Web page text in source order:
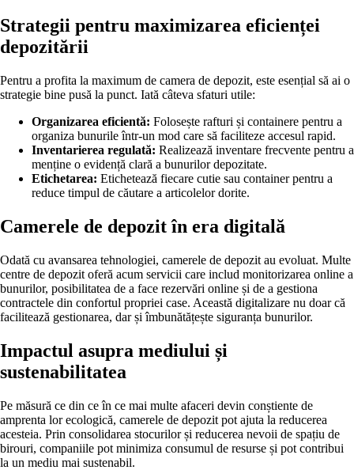
Strategii pentru maximizarea eficienței
depozitării
Pentru a profita la maximum de camera de depozit, este esențial să ai o
strategie bine pusă la punct. Iată câteva sfaturi utile:
Organizarea eficientă: Folosește rafturi și containere pentru a
organiza bunurile într-un mod care să faciliteze accesul rapid.
Inventarierea regulată: Realizează inventare frecvente pentru a
menține o evidență clară a bunurilor depozitate.
Etichetarea: Etichetează fiecare cutie sau container pentru a
reduce timpul de căutare a articolelor dorite.
Camerele de depozit în era digitală
Odată cu avansarea tehnologiei, camerele de depozit au evoluat. Multe
centre de depozit oferă acum servicii care includ monitorizarea online a
bunurilor, posibilitatea de a face rezervări online și de a gestiona
contractele din confortul propriei case. Această digitalizare nu doar că
facilitează gestionarea, dar și îmbunătățește siguranța bunurilor.
Impactul asupra mediului și
sustenabilitatea
Pe măsură ce din ce în ce mai multe afaceri devin conștiente de
amprenta lor ecologică, camerele de depozit pot ajuta la reducerea
acesteia. Prin consolidarea stocurilor și reducerea nevoii de spațiu de
birouri, companiile pot minimiza consumul de resurse și pot contribui
la un mediu mai sustenabil.